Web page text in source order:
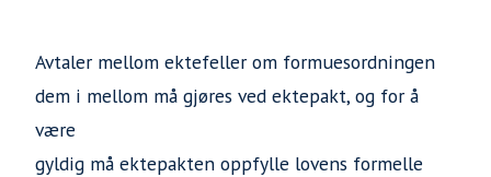
Avtaler mellom ektefeller om formuesordningen
dem i mellom må gjøres ved ektepakt, og for å
være
gyldig må ektepakten oppfylle lovens formelle